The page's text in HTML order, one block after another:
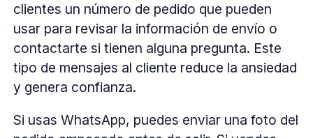
clientes un número de pedido que pueden
usar para revisar la información de envío o
contactarte si tienen alguna pregunta. Este
tipo de mensajes al cliente reduce la ansiedad
y genera confianza.
Si usas WhatsApp, puedes enviar una foto del